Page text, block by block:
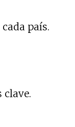
país.
clave.